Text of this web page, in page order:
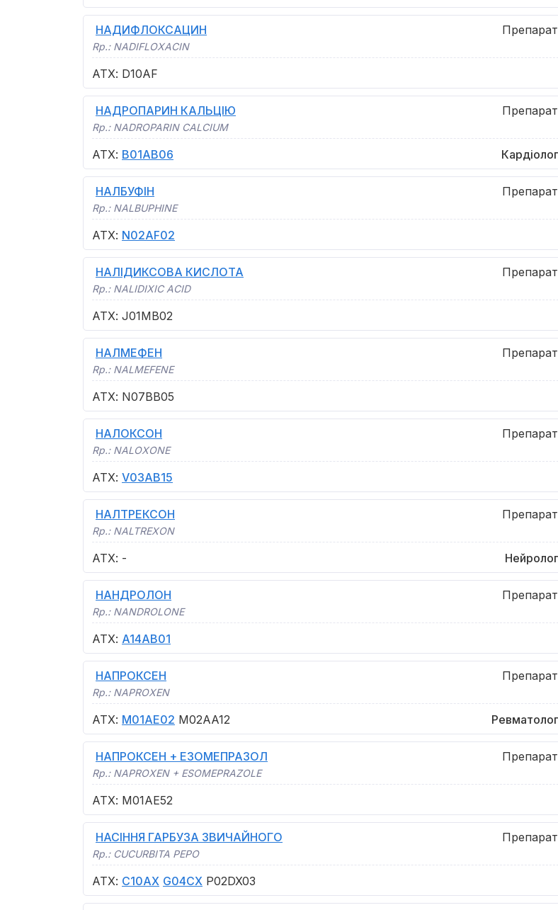
НАДИФЛОКСАЦИН
Rp.: NADIFLOXACIN
АТХ: D10AF
НАДРОПАРИН КАЛЬЦІЮ
Rp.: NADROPARIN CALCIUM
АТХ: B01AB06
НАЛБУФІН
Rp.: NALBUPHINE
АТХ: N02AF02
НАЛІДИКСОВА КИСЛОТА
Rp.: NALIDIXIC ACID
АТХ: J01MB02
НАЛМЕФЕН
Rp.: NALMEFENE
АТХ: N07BB05
НАЛОКСОН
Rp.: NALOXONE
АТХ: V03AB15
НАЛТРЕКСОН
Rp.: NALTREXON
АТХ: -
НАНДРОЛОН
Rp.: NANDROLONE
АТХ: A14AB01
НАПРОКСЕН
Rp.: NAPROXEN
АТХ: M01AE02 M02AA12
НАПРОКСЕН + ЕЗОМЕПРАЗОЛ
Rp.: NAPROXEN + ESOMEPRAZOLE
АТХ: M01AE52
НАСІННЯ ГАРБУЗА ЗВИЧАЙНОГО
Rp.: CUCURBITA PEPO
АТХ: C10AX G04CX P02DX03